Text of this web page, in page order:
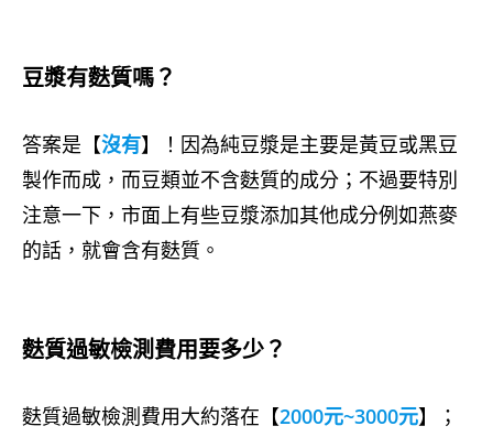
豆漿有麩質嗎？
答案是【沒有】！因為純豆漿是主要是黃豆或黑豆
製作而成，而豆類並不含麩質的成分；不過要特別
注意一下，市面上有些豆漿添加其他成分例如燕麥
的話，就會含有麩質。
麩質過敏檢測費用要多少？
麩質過敏檢測費用大約落在【2000元~3000元】；